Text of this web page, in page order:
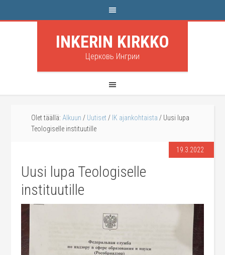
INKERIN KIRKKO
Церковь Ингрии
Olet täällä: Alkuun / Uutiset / IK ajankohtaista / Uusi lupa
Teologiselle instituutille
19.3.2022
Uusi lupa Teologiselle
instituutille